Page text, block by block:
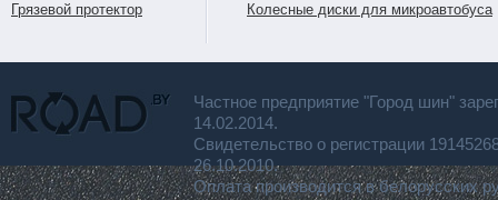
Грязевой протектор Колесные диски для микроавтобуса
Частное предприятие "Город шин"
14.02.2014.
Свидетельство о регистрации
26.10.2010.
Оплата производится в белорусских